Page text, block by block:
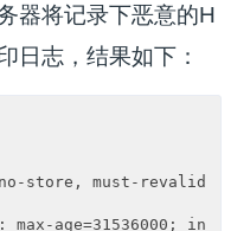
器将记录下恶意的H
日志，结果如下：
store, must-revalid
age=31536000; in